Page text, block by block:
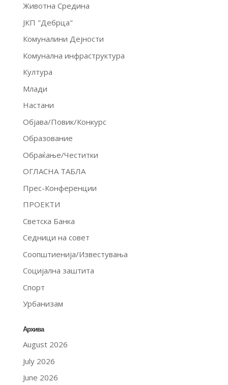
Животна Средина
ЈКП "Дебрца"
Комуналини Дејности
Комунална инфраструктура
Култура
Млади
Настани
Објава/Повик/Конкурс
Образование
Обраќање/Честитки
ОГЛАСНА ТАБЛА
Прес-Конференции
ПРОЕКТИ
Светска Банка
Седници на совет
Соопштиенија/Известувања
Социјална заштита
Спорт
Урбанизам
Архива
August 2026
July 2026
June 2026